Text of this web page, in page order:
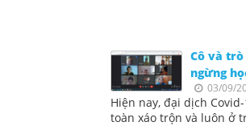
Cô và
ngừng
03/09/
Hiện nay, đại dịch
toàn xáo trộn và luôn ở